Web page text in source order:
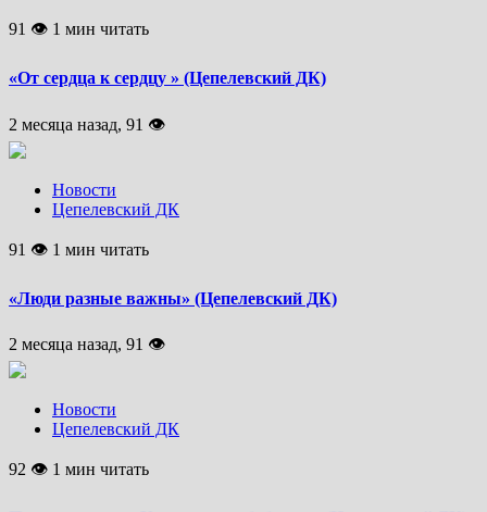
91 👁 1 мин читать
«От сердца к сердцу » (Цепелевский ДК)
2 месяца назад, 91 👁
Новости
Цепелевский ДК
91 👁 1 мин читать
«Люди разные важны» (Цепелевский ДК)
2 месяца назад, 91 👁
Новости
Цепелевский ДК
92 👁 1 мин читать